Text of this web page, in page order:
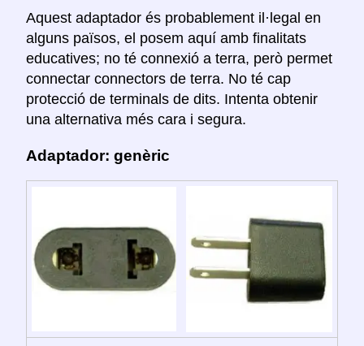
Aquest adaptador és probablement il·legal en
alguns països, el posem aquí amb finalitats
educatives; no té connexió a terra, però permet
connectar connectors de terra. No té cap
protecció de terminals de dits. Intenta obtenir
una alternativa més cara i segura.
Adaptador: genèric